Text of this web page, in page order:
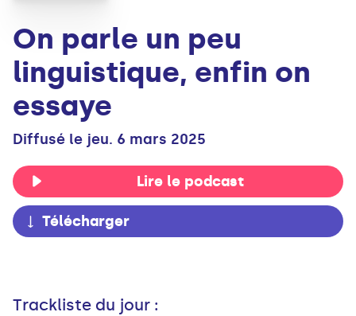
On parle un peu
linguistique, enfin on
essaye
Diffusé le jeu. 6 mars 2025
Lire le podcast
Télécharger
Trackliste du jour :